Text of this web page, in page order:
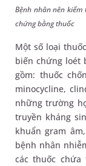
Bệnh nhân nên
chứng bằng thuốc
Một số loại
biến chứng loét
gồm: thuốc
minocycline,
những trường
truyền kháng
khuẩn gram
bệnh nhân
các thuốc chứa